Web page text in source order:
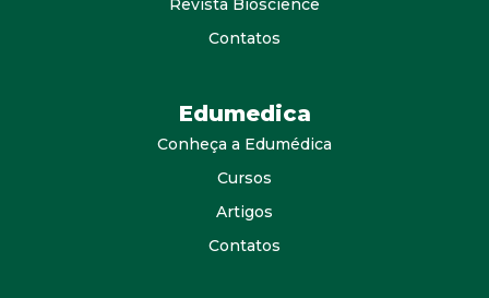
Revista Bioscience
Contatos
Edumedica
Conheça a Edumédica
Cursos
Artigos
Contatos